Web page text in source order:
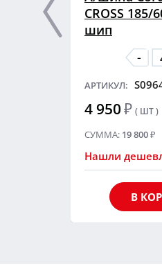
CROSS 185/
шип
-
АРТИКУЛ:
4 950₽ ( ШТ )
СУММА: 19 800₽
Нашли
В